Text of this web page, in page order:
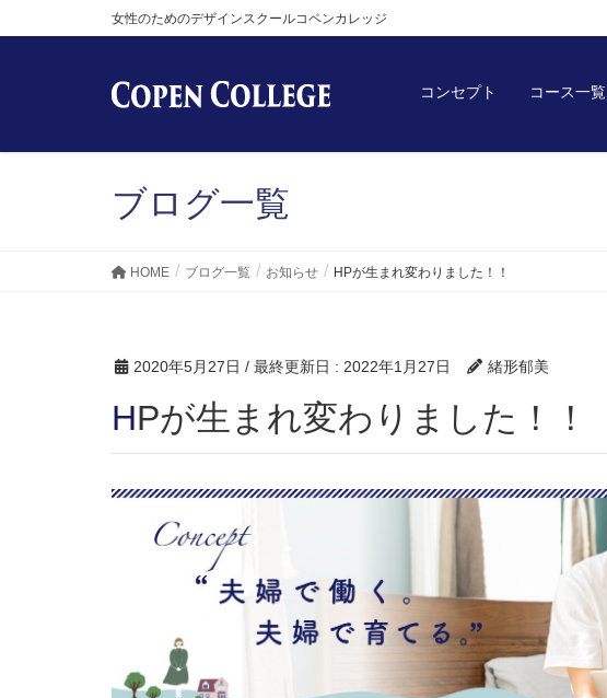
女性のためのデザインスクールコペンカレッジ
コンセプト コース一覧
ブログ一覧
HOME ブログ一覧 お知らせ HPが生まれ変わりました！！
2020年5月27日 / 最終更新日 : 2022年1月27日 緒形郁美
HPが生まれ変わりました！！